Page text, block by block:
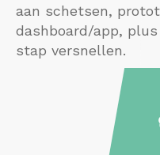
aan schetsen,
dashboard/app,
stap versnellen.